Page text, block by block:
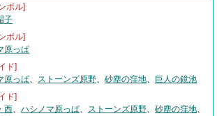
ボル]
子
ボル]
原っぱ
ド]
原っぱ、 ストーンズ原野、 砂塵の窪地、
巨人の鏡池
ド]
西、 ハシノマ原っぱ、 ストーンズ原野、 砂塵の窪地、